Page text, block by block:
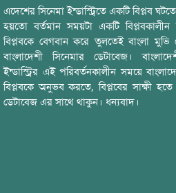
এদেশের সিনেমা ইন্ডাস্ট্রিতে একটি বিপ্লব
হয়তো বর্তমান সময়টা একটি
বিপ্লবকে বেগবান করে তুলতেই বাংলা মুভি
বাংলাদেশী সিনেমার ডেটাবেজ।
ইন্ডাস্ট্রির এই পরিবর্তনকালীন সময়ে
বিপ্লবকে অনুভব করতে, বিপ্লবের সাক্ষী হতে
ডেটাবেজ এর সাথে থাকুন। ধন্যবাদ।